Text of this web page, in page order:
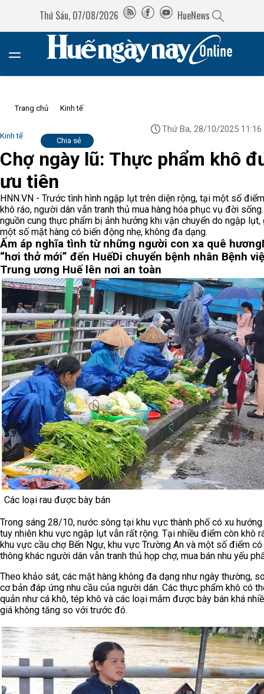
Thứ Sáu, 07/08/2026 HueNews
Trang chủ Kinh tế
Kinh tế
Thứ Ba, 28/10/2025 11:16
Chia sẻ
Chợ ngày lũ: Thực phẩm khô
ưu tiên
HNN.VN - Trước tình hình ngập lụt trên diện rộng, tại một số
khô ráo, người dân vẫn tranh thủ mua hàng hóa phục vụ đời
nguồn cung thực phẩm bị ảnh hưởng khi vận chuyển do ngập lụt,
một số mặt hàng có biến động nhẹ, không đa dạng.
Ấm áp nghĩa tình từ những người con xa quê hương
“hơi thở mới” đến HuếDi chuyển bệnh nhân Bệnh
Trung ương Huế lên nơi an toàn
Các loại rau được bày bán
Trong sáng 28/10, nước sông tại khu vực thành phố có xu
tuy nhiên khu vực ngập lụt vẫn rất rộng. Tại nhiều điểm còn khô
khu vực cầu chợ Bến Ngự, khu vực Trường An và một số điểm
thông khác người dân vẫn tranh thủ họp chợ, mua bán nhu yếu
Theo khảo sát, các mặt hàng không đa dạng như ngày thường,
cơ bản đáp ứng nhu cầu của người dân. Các thực phẩm khô có
quản như cá khô, tép khô và các loại mắm được bày bán khá
giá không tăng so với trước đó.